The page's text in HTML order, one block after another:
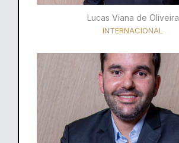
Lucas Viana de Oliveira
INTERNACIONAL